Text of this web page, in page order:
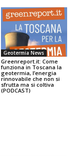
Geotermia News
Greenreport.it: Come
funziona in Toscana la
geotermia, l’energia
rinnovabile che non si
sfrutta ma si coltiva
(PODCAST)